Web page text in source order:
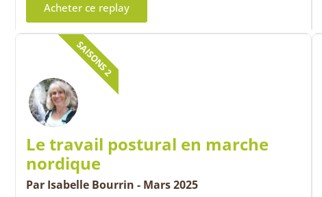
Acheter ce replay
Le travail postural en marche
nordique
Par Isabelle Bourrin - Mars 2025
SAISONS 2